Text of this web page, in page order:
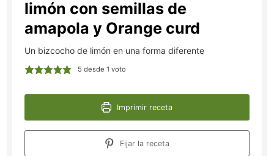
limón con semillas de
amapola y Orange curd
Un bizcocho de limón en una forma diferente
5 desde 1 voto
Imprimir receta
Fijar la receta